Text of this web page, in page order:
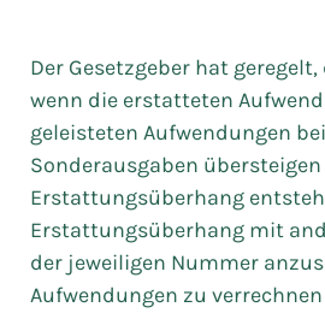
Der Gesetzgeber hat
wenn die erstatteten
geleisteten Aufwendungen
Sonderausgaben
Erstattungsüberhang
Erstattungsüberhang mit
der jeweiligen Nummer
Aufwendungen zu